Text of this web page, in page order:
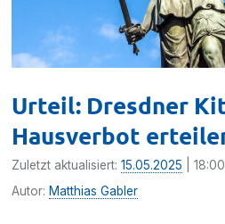
Urteil: Dresdner
Hausverbot
Zuletzt aktualisiert:15.05.2025 |
Autor: Matthias Gabler